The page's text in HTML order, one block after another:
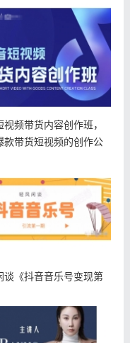
视频带货内容创作班，
款带货短视频的创作公
谈《抖音音乐号变现第